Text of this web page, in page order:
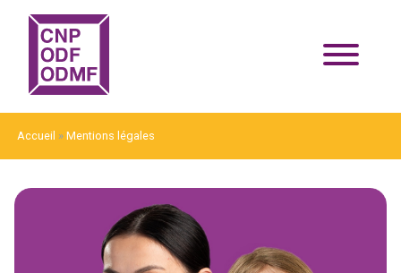
Accueil »Mentions légales